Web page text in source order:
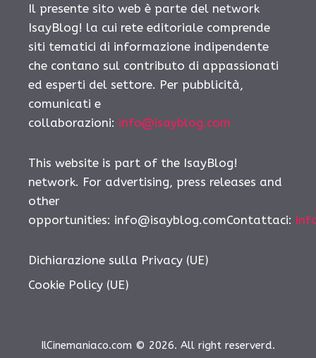
Il presente sito web è parte del network
IsayBlog! la cui rete editoriale comprende
siti tematici di informazione indipendente
che contano sul contributo di appassionati
ed esperti del settore. Per pubblicità,
comunicati e
collaborazioni: info@isayblog.com
This website is part of the IsayBlog!
network. For advertising, press releases and
other
opportunities: info@isayblog.comContattaci:
Dichiarazione sulla Privacy (UE)
Cookie Policy (UE)
IlCinemaniaco.com © 2026. All right reserverd.